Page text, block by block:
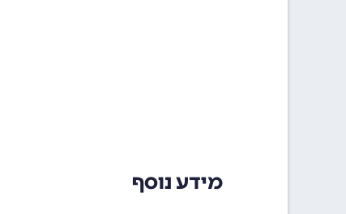
מידע נוסף